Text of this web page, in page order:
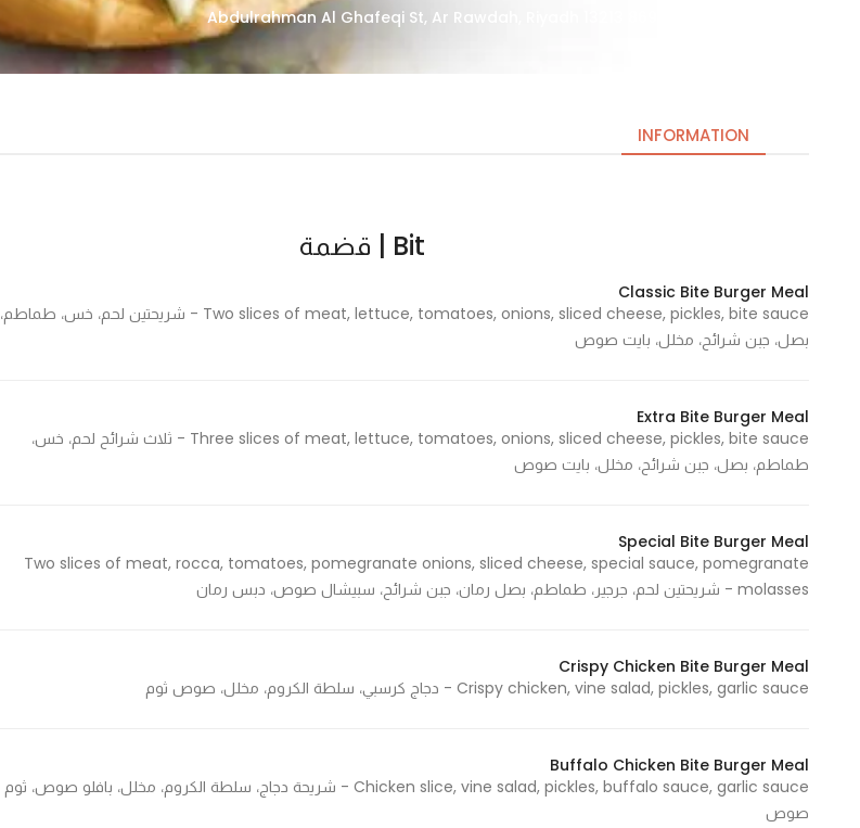
INFORMATION
Bit | قضمة
Classic Bite Burger Meal
Two slices of meat, lettuce, tomatoes, onions, sliced cheese, pickles, bite sauce - شريحتين لحم، خس، طماطم،
بصل، جبن شرائح، مخلل، بايت صوص
Extra Bite Burger Meal
Three slices of meat, lettuce, tomatoes, onions, sliced cheese, pickles, bite sauce - ثلاث شرائح لحم، خس،
طماطم، بصل، جبن شرائح، مخلل، بايت صوص
Special Bite Burger Meal
Two slices of meat, rocca, tomatoes, pomegranate onions, sliced cheese, special sauce, pomegranate
molasses - شريحتين لحم، جرجير، طماطم، بصل رمان، جبن شرائح، سبيشال صوص، دبس رمان
Crispy Chicken Bite Burger Meal
Crispy chicken, vine salad, pickles, garlic sauce - دجاج كرسبي، سلطة الكروم، مخلل، صوص ثوم
Buffalo Chicken Bite Burger Meal
Chicken slice, vine salad, pickles, buffalo sauce, garlic sauce - شريحة دجاج، سلطة الكروم، مخلل، بافلو صوص، ثوم
صوص
cookies
are not
optional.
website to
Statistics
In order for
the
website's
structure,
based on